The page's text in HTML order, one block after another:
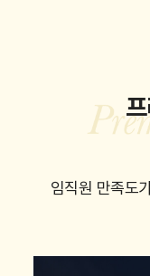
임직원 만족도